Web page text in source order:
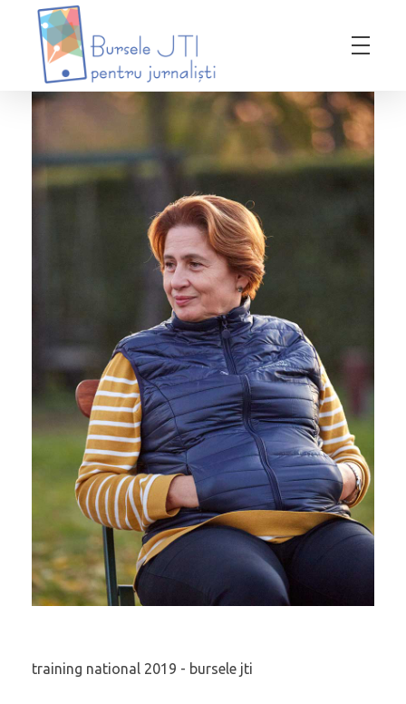
training national 2019 - bursele jti